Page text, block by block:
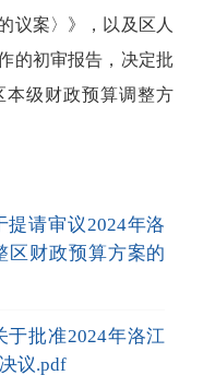
议案〉》，以及区人
的初审报告，决定批
本级财政预算调整方
请审议2024年洛
区财政预算方案的
于批准2024年洛江
议.pdf